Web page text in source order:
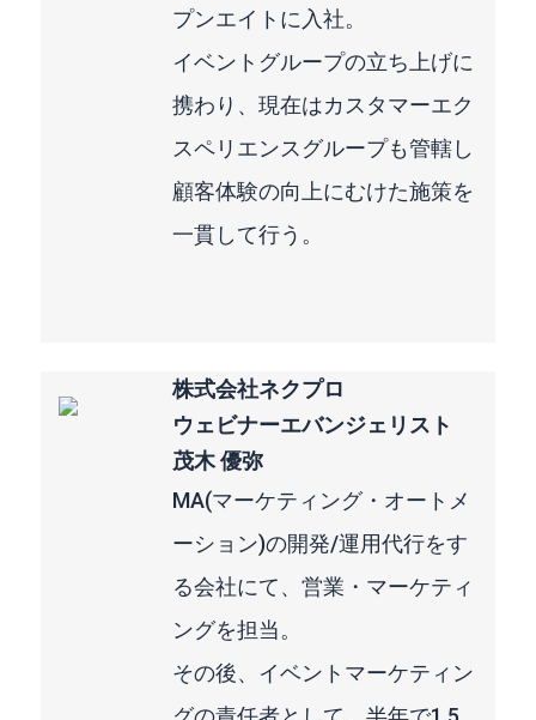
プンエイトに入社。
イベントグループの立ち上げに
携わり、現在はカスタマーエク
スペリエンスグループも管轄し
顧客体験の向上にむけた施策を
一貫して行う。
株式会社ネクプロ
ウェビナーエバンジェリスト
茂木 優弥
MA(マーケティング・オートメ
ーション)の開発/運用代行をす
る会社にて、営業・マーケティ
ングを担当。
その後、イベントマーケティン